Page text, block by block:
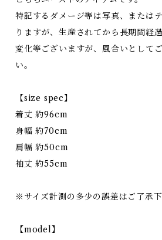
特記するダメージ等は写真、または
りますが、生産されてから長期間経
変化等ございますが、風合いとして
い。
【size spec】
着丈 約96cm
身幅 約70cm
肩幅 約50cm
袖丈 約55cm
※サイズ計測の多少の誤差はご了承下
【model】